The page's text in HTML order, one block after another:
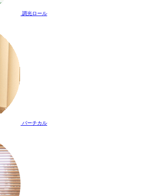
調光ロール
バーチカル